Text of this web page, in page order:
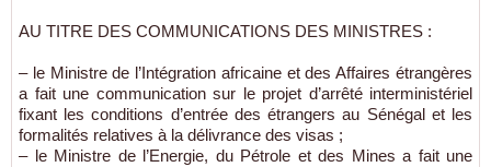
AU TITRE DES COMMUNICATIONS DES MINISTRES :
– le Ministre de l’Intégration africaine et des Affaires étrangères
a fait une communication sur le projet d’arrêté interministériel
fixant les conditions d’entrée des étrangers au Sénégal et les
formalités relatives à la délivrance des visas ;
– le Ministre de l’Energie, du Pétrole et des Mines a fait une